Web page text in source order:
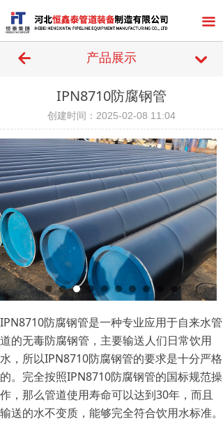
끀
IPN8710防腐钢管
创建时间： 2025-02-08 11:04
녔 产品展示 낔
IPN8710防腐钢管是一种专业应用于自来水管
道的无毒防腐钢管，主要输送人们日常饮用
水，所以IPN8710防腐钢管的要求是十分严格
的。完全按照IPN8710防腐钢管的国标规范操
作，那么管道使用寿命可以达到30年，而且
输送的水不变质，能够完全符合饮用水标准。